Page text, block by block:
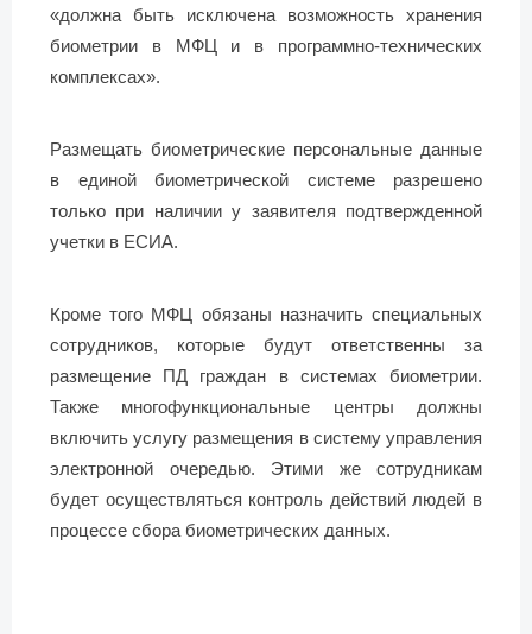
«должна быть исключена возможность хранения
биометрии в МФЦ и в программно-технических
комплексах».
Размещать биометрические персональные данные
в единой биометрической системе разрешено
только при наличии у заявителя подтвержденной
учетки в ЕСИА.
Кроме того МФЦ обязаны назначить специальных
сотрудников, которые будут ответственны за
размещение ПД граждан в системах биометрии.
Также многофункциональные центры должны
включить услугу размещения в систему управления
электронной очередью. Этими же сотрудникам
будет осуществляться контроль действий людей в
процессе сбора биометрических данных.